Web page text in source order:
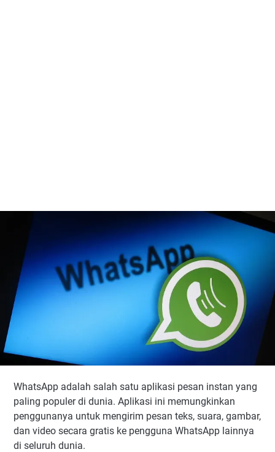
WhatsApp adalah salah satu aplikasi pesan instan yang
paling populer di dunia. Aplikasi ini memungkinkan
penggunanya untuk mengirim pesan teks, suara, gambar,
dan video secara gratis ke pengguna WhatsApp lainnya
di seluruh dunia.